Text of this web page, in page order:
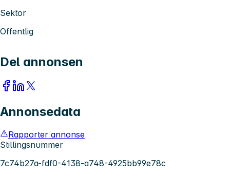
Sektor
Offentlig
Del annonsen
Annonsedata
Rapporter annonse
Stillingsnummer
7c74b27a-fdf0-4138-a748-4925bb99e78c